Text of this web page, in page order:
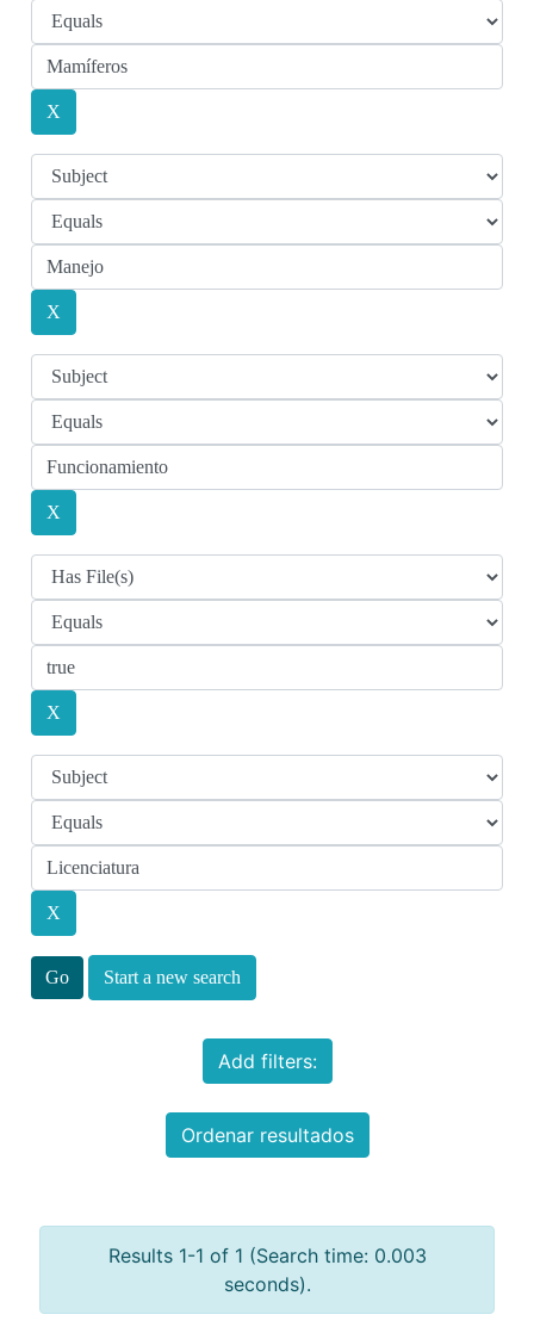
Start a new search
Add filters:
Ordenar resultados
Results 1-1 of 1 (Search time: 0.003
seconds).